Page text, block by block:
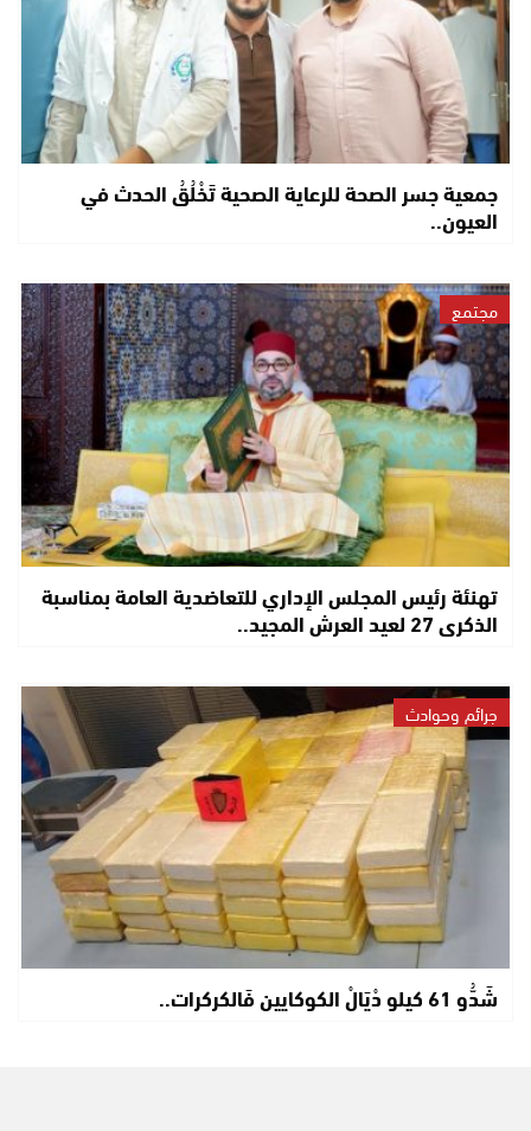
جمعية جسر الصحة للرعاية الصحية تَخْلُقُ الحدث في
العيون..
مجتمع
تهنئة رئيس المجلس الإداري للتعاضدية العامة بمناسبة
الذكرى 27 لعيد العرش المجيد..
جرائم وحوادث
شَدُّو 61 كيلو دْيَالْ الكوكايين فَالكركرات..